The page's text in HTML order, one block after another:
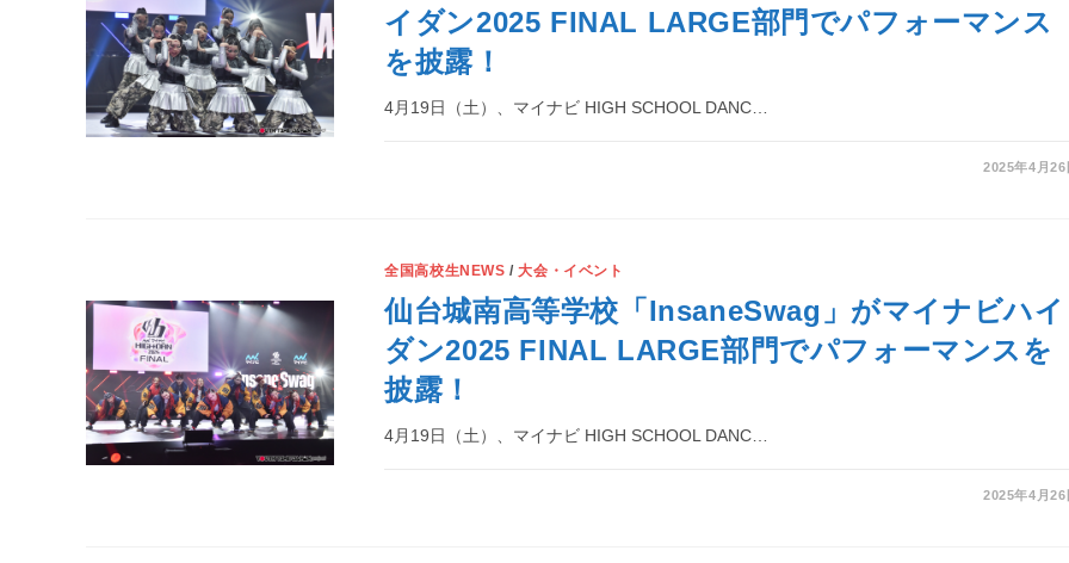
イダン2025 FINAL LARGE部門でパフォーマンス
を披露！
4月19日（土）、マイナビ HIGH SCHOOL DANC…
2025年4月26
全国高校生NEWS /大会・イベント
仙台城南高等学校「InsaneSwag」がマイナビハイ
ダン2025 FINAL LARGE部門でパフォーマンスを
披露！
4月19日（土）、マイナビ HIGH SCHOOL DANC…
2025年4月26